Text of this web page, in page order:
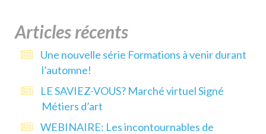
Articles récents
Une nouvelle série Formations à venir durant
l’automne!
LE SAVIEZ-VOUS? Marché virtuel Signé
Métiers d’art
WEBINAIRE: Les incontournables de